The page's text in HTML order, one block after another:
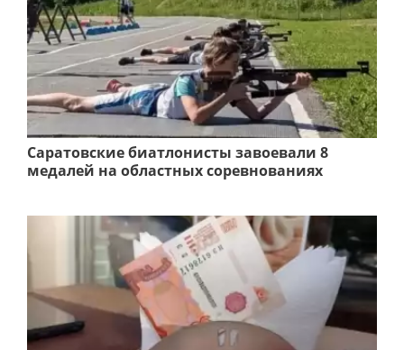
Саратовские биатлонисты завоевали 8
медалей на областных соревнованиях